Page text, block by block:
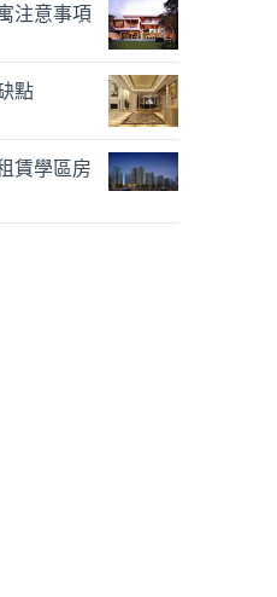
注意事項
點
賃學區房